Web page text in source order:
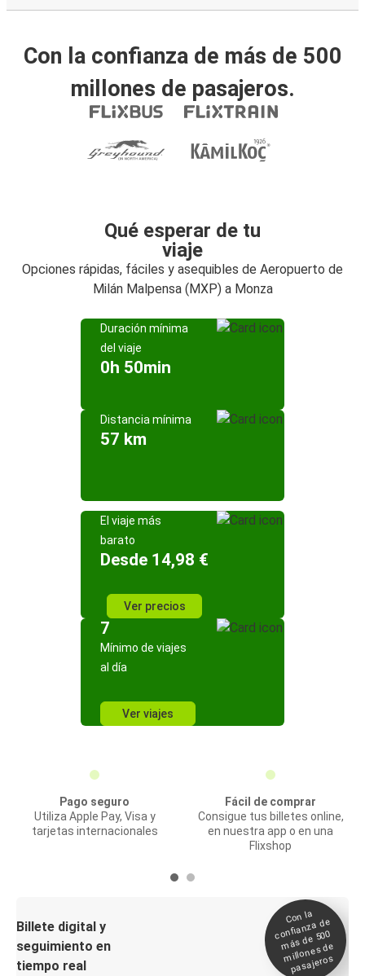
Con la confianza de más de 500
millones de pasajeros.
Qué esperar de tu
viaje
Opciones rápidas, fáciles y asequibles de Aeropuerto de
Milán Malpensa (MXP) a Monza
Duración mínima
del viaje
0h 50min
Distancia mínima
57 km
El viaje más
barato
Desde 14,98 €
Ver precios
7
Mínimo de viajes
al día
Ver viajes
Pago seguro
Utiliza Apple Pay, Visa y
tarjetas internacionales
Fácil de comprar
Consigue tus billetes online,
en nuestra app o en una
Flixshop
Billete digital y
seguimiento en
tiempo real
Con la
confianza de
más de 500
millones de
pasajeros